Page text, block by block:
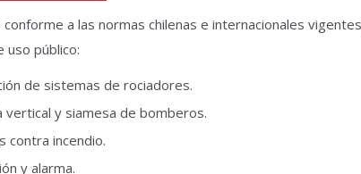
a las normas chilenas e internacionales
uso público:
de sistemas de rociadores.
y siamesa de bomberos.
contra incendio.
y alarma.